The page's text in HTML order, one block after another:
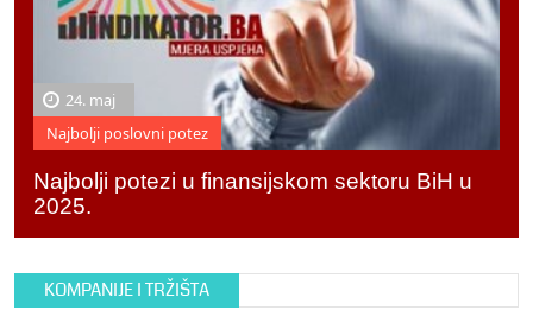
24. maj
Najbolji poslovni potez
Najbolji potezi u finansijskom sektoru BiH u
2025.
KOMPANIJE I TRŽIŠTA